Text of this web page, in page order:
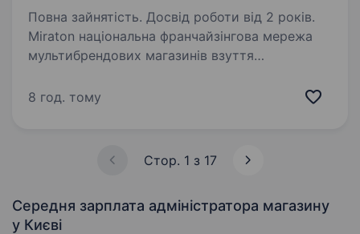
Повна зайнятість. Досвід роботи від 2 років.
Miraton національна франчайзінгова мережа
мультибрендових магазинів взуття
директора. Наші контакти для зв’язку
8 год. тому
Стор. 1 з 17
Середня зарплата адміністратора магазину
у Києві